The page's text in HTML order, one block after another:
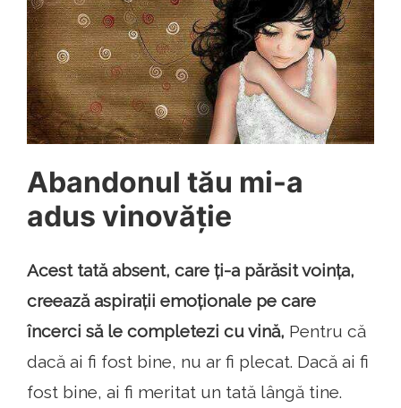
Abandonul tău mi-a
adus vinovăție
Acest tată absent, care ți-a părăsit voința,
creează aspirații emoționale pe care
încerci să le completezi cu vină, Pentru că
dacă ai fi fost bine, nu ar fi plecat. Dacă ai fi
fost bine, ai fi meritat un tată lângă tine.